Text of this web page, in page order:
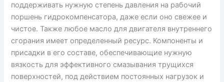
поддерживать нужную степень давления на рабочий
поршень гидрокомпенсатора, даже если оно свежее и
чистое. Также любое масло для двигателя внутреннего
сгорания имеет определенный ресурс. Компоненты и
присадки в его составе, обеспечивающие нужную
вязкость для эффективного смазывания трущихся
поверхностей, под действием постоянных нагрузок и